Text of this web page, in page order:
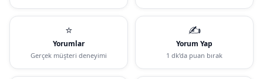
⭐
Yorumlar
Gerçek müşteri deneyimi
✍️
Yorum Yap
1 dk’da puan bırak